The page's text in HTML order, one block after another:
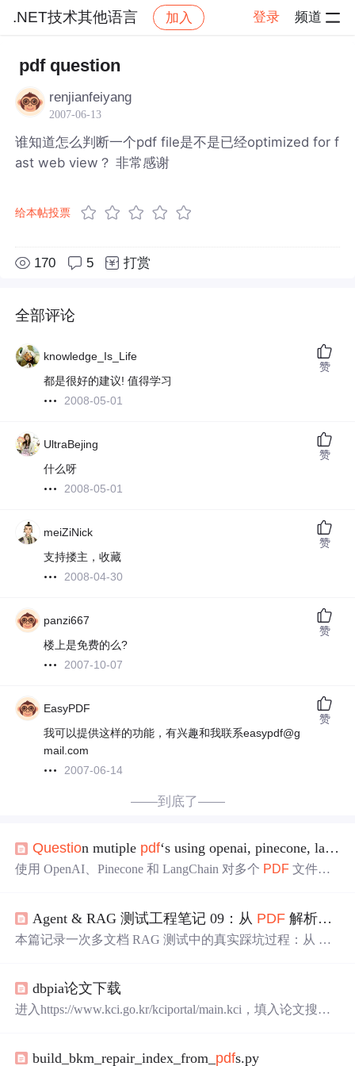
.NET技术其他语言 加入 登录 频道
社区 .NET技术其他语言
pdf question
renjianfeiyang
2007-06-13
谁知道怎么判断一个pdf file是不是已经optimized for f
ast web view？ 非常感谢
给本帖投票
170 5 打赏
全部评论
knowledge_Is_Life
都是很好的建议! 值得学习
2008-05-01
赞
UltraBejing
什么呀
2008-05-01
赞
meiZiNick
支持搂主，收藏
2008-04-30
赞
panzi667
楼上是免费的么?
2007-10-07
赞
EasyPDF
我可以提供这样的功能，有兴趣和我联系easypdf@g
mail.com
2007-06-14
赞
——到底了——
Question mutiple pdf‘s using openai, pinecone, langchain
使用 OpenAI、Pinecone 和 LangChain 对多个 PDF 文件进
Agent & RAG 测试工程笔记 09：从 PDF 解析到多文档污染，我踩过的 4 个坑
本篇记录一次多文档 RAG 测试中的真实踩坑过程：从 PD
制。通过增加 forced_doc 规则、compare gate 以及 scope 回
归断言，逐步稳定多文档行为，并以 v0.4 版本打 tag 冻结
dbpia论文下载
进入https://www.kci.go.kr/kciportal/main.kci，填入论文搜索
build_bkm_repair_index_from_ pdfs.py